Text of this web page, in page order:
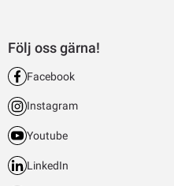
Följ oss gärna!
Facebook
Instagram
Youtube
LinkedIn